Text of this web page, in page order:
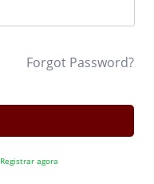
Forgot Password?
Registrar agora